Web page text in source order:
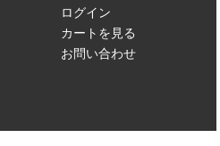
ログイン
カートを見る
お問い合わせ